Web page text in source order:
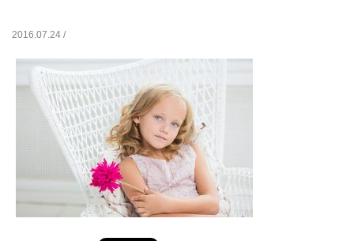
2016.07.24 /